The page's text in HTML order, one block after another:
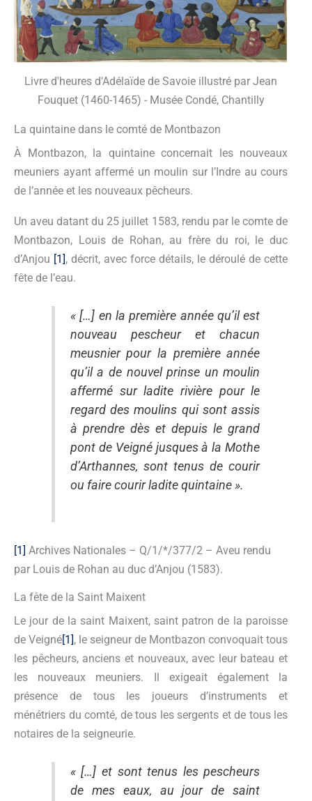
Livre d'heures d'Adélaïde de Savoie illustré par Jean
Fouquet (1460-1465) - Musée Condé, Chantilly
La quintaine dans le comté de Montbazon
À Montbazon, la quintaine concernait les nouveaux
meuniers ayant affermé un moulin sur l’Indre au cours
de l’année et les nouveaux pêcheurs.
Un aveu datant du 25 juillet 1583, rendu par le comte de
Montbazon, Louis de Rohan, au frère du roi, le duc
d’Anjou [1], décrit, avec force détails, le déroulé de cette
fête de l’eau.
« […] en la première année qu’il est
nouveau pescheur et chacun
meusnier pour la première année
qu’il a de nouvel prinse un moulin
affermé sur ladite rivière pour le
regard des moulins qui sont assis
à prendre dès et depuis le grand
pont de Veigné jusques à la Mothe
d’Arthannes, sont tenus de courir
ou faire courir ladite quintaine ».
[1] Archives Nationales – Q/1/*/377/2 – Aveu rendu
par Louis de Rohan au duc d’Anjou (1583).
La fête de la Saint Maixent
Le jour de la saint Maixent, saint patron de la paroisse
de Veigné[1], le seigneur de Montbazon convoquait tous
les pêcheurs, anciens et nouveaux, avec leur bateau et
les nouveaux meuniers. Il exigeait également la
présence de tous les joueurs d’instruments et
ménétriers du comté, de tous les sergents et de tous les
notaires de la seigneurie.
« […] et sont tenus les pescheurs
de mes eaux, au jour de saint